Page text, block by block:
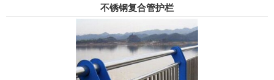
不锈钢复合管护栏